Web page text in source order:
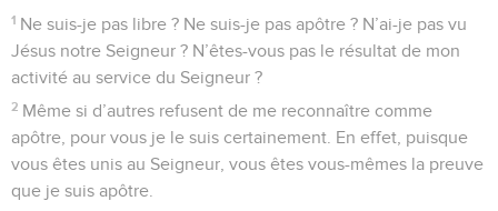
1 Ne suis-je pas libre ? Ne suis-je pas apôtre ? N’ai-je pas vu
Jésus notre Seigneur ? N’êtes-vous pas le résultat de mon
activité au service du Seigneur ?
2 Même si d’autres refusent de me reconnaître comme
apôtre, pour vous je le suis certainement. En effet, puisque
vous êtes unis au Seigneur, vous êtes vous-mêmes la preuve
que je suis apôtre.